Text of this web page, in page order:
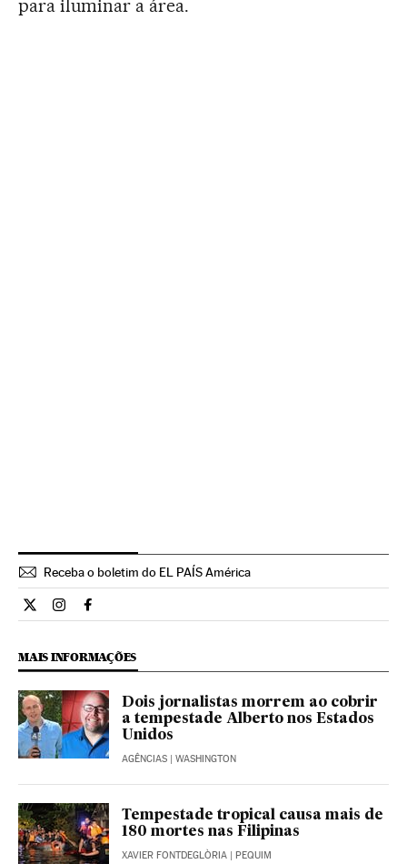
para iluminar a área.
Receba o boletim do EL PAÍS América
Internacional El País Brasil en Twitter
Internacional El País Brasil en Instagram
Internacional El País Brasil en Facebook
MAIS INFORMAÇÕES
Dois jornalistas morrem ao cobrir
a tempestade Alberto nos Estados
Unidos
AGÊNCIAS | WASHINGTON
Tempestade tropical causa mais de
180 mortes nas Filipinas
XAVIER FONTDEGLÒRIA | PEQUIM